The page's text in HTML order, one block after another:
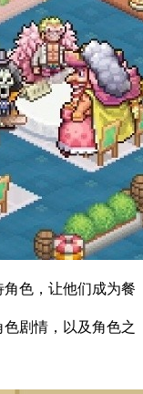
色，让他们成为餐
剧情，以及角色之